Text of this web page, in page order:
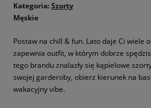
Kategoria:Szorty
Męskie
Postaw na chill & fun. Lato daje Ci wiele
zapewnia outfit, w którym dobrze
tego brandu znalazły się kąpielowe
swojej garderoby, obierz kierunek na
wakacyjny vibe.